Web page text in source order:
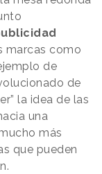
marcas como
de
de
la idea de las
una
más
que pueden